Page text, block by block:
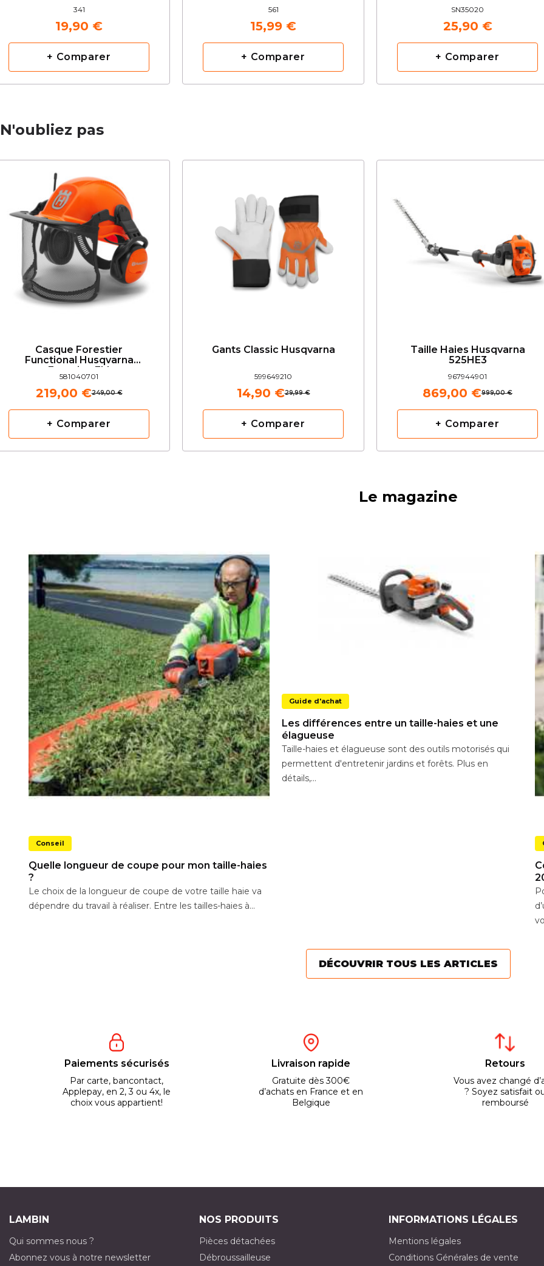
341
19,90 €
+ Comparer
561
15,99 €
+ Comparer
SN35020
25,90 €
+ Comparer
N'oubliez pas
Casque Forestier
Functional Husqvarna
Fonction FM
581040701
249,00 €
219,00 €
+ Comparer
Gants Classic Husqvarna
599649210
29,99 €
14,90 €
+ Comparer
Taille Haies Husqvarna
525HE3
967944901
999,00 €
869,00 €
+ Comparer
Le magazine
Conseil
Quelle longueur de coupe pour mon taille-haies
?
Le choix de la longueur de coupe de votre taille haie va
dépendre du travail à réaliser. Entre les tailles-haies à...
Guide d'achat
Les différences entre un taille-haies et une
élagueuse
Taille-haies et élagueuse sont des outils motorisés qui
permettent d'entretenir jardins et forêts. Plus en
détails,...
DÉCOUVRIR TOUS LES ARTICLES
Paiements sécurisés
Par carte, bancontact,
Applepay, en 2, 3 ou 4x, le
choix vous appartient!
Livraison rapide
Gratuite dès 300€
d’achats en France et en
Belgique
Retours
Vous avez changé
? Soyez satisfait
remboursé
LAMBIN
Qui sommes nous ?
Abonnez vous à notre newsletter
NOS PRODUITS
Pièces détachées
Débroussailleuse
INFORMATIONS LÉGALES
Mentions légales
Conditions Générales de vente